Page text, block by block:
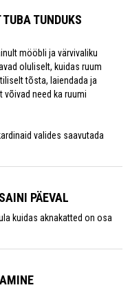
TUNDUKS
mööbli ja värvivaliku
oluliselt, kuidas ruum
tõsta, laiendada ja
need ka ruumi
valides saavutada
PÄEVAL
kuidas aknakatted on osa